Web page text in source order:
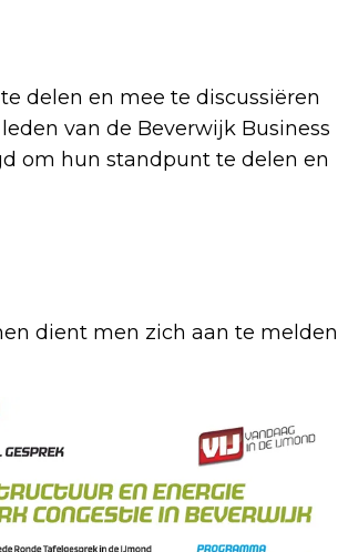
delen en mee te discussiëren
van de Beverwijk Business
om hun standpunt te delen en
dient men zich aan te melden